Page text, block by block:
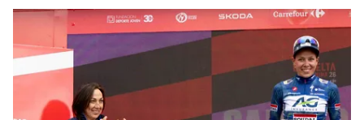
Herri-kirolak
Balonmano
Kirolak 360